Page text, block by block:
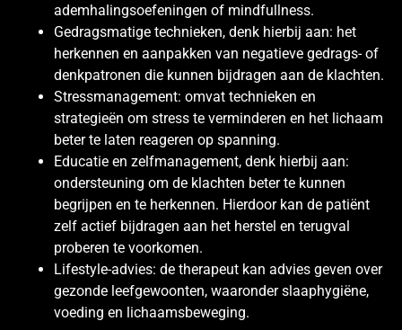
ademhalingsoefeningen of mindfullness.
Gedragsmatige technieken, denk hierbij aan: het
herkennen en aanpakken van negatieve gedrags- of
denkpatronen die kunnen bijdragen aan de klachten.
Stressmanagement: omvat technieken en
strategieën om stress te verminderen en het lichaam
beter te laten reageren op spanning.
Educatie en zelfmanagement, denk hierbij aan:
ondersteuning om de klachten beter te kunnen
begrijpen en te herkennen. Hierdoor kan de patiënt
zelf actief bijdragen aan het herstel en terugval
proberen te voorkomen.
Lifestyle-advies: de therapeut kan advies geven over
gezonde leefgewoonten, waaronder slaaphygiëne,
voeding en lichaamsbeweging.